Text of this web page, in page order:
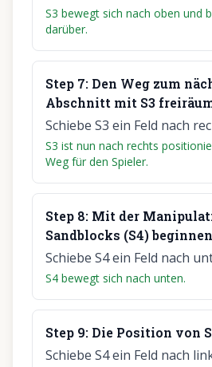
S3 bewegt sich nach oben und
darüber.
Step 7: Den Weg zum
Abschnitt mit S3
Schiebe S3 ein Feld nach
S3 ist nun nach rechts
Weg für den Spieler.
Step 8: Mit der
Sandblocks (S4)
Schiebe S4 ein Feld nach
S4 bewegt sich nach unten.
Step 9: Die Position von
Schiebe S4 ein Feld nach